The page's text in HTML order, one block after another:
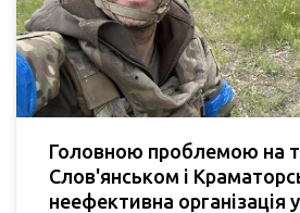
Головною проблемою на
Слов'янськом і
неефективна організація